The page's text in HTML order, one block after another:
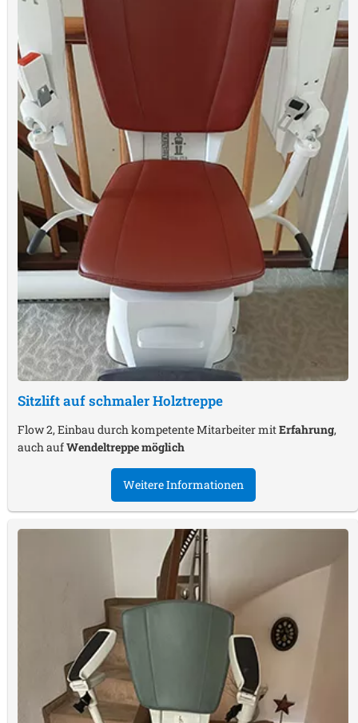
Sitzlift auf schmaler Holztreppe
Flow 2, Einbau durch kompetente Mitarbeiter mitErfahrung,
auch aufWendeltreppe möglich
Weitere Informationen